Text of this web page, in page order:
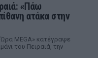
«Πάω
ατάκα στην
MEGA» κατέγραψε
του Πειραιά, την